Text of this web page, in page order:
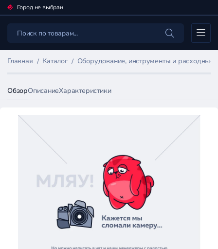
Город не выбран
Каталог
Главная Каталог Оборудование, инструменты и расходные
ОбзорОписаниеХарактеристики